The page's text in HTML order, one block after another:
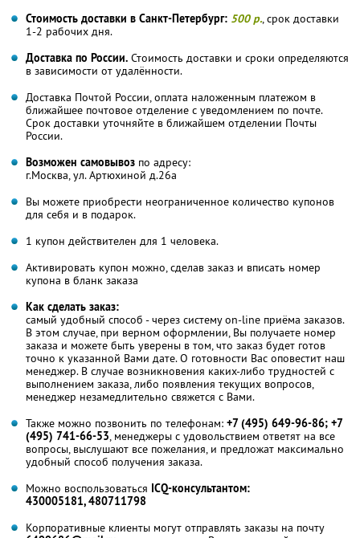
Стоимость доставки в Санкт-Петербург: 500 р., срок доставки
1-2 рабочих дня.
Доставка по России. Стоимость доставки и сроки определяются
в зависимости от удалённости.
Доставка Почтой России, оплата наложенным платежом в
ближайшее почтовое отделение с уведомлением по почте.
Срок доставки уточняйте в ближайшем отделении Почты
России.
Возможен самовывоз по адресу:
г.Москва, ул. Артюхиной д.26а
Вы можете приобрести неограниченное количество купонов
для себя и в подарок.
1 купон действителен для 1 человека.
Активировать купон можно, сделав заказ и вписать номер
купона в бланк заказа
Как сделать заказ:
самый удобный способ - через систему on-line приёма заказов.
В этом случае, при верном оформлении, Вы получаете номер
заказа и можете быть уверены в том, что заказ будет готов
точно к указанной Вами дате. О готовности Вас оповестит наш
менеджер. В случае возникновения каких-либо трудностей с
выполнением заказа, либо появления текущих вопросов,
менеджер незамедлительно свяжется с Вами.
Также можно позвонить по телефонам: +7 (495) 649-96-86; +7
(495) 741-66-53, менеджеры с удовольствием ответят на все
вопросы, выслушают все пожелания, и предложат максимально
удобный способ получения заказа.
Можно воспользоваться ICQ-консультантом:
430005181, 480711798
Корпоративные клиенты могут отправлять заказы на почту